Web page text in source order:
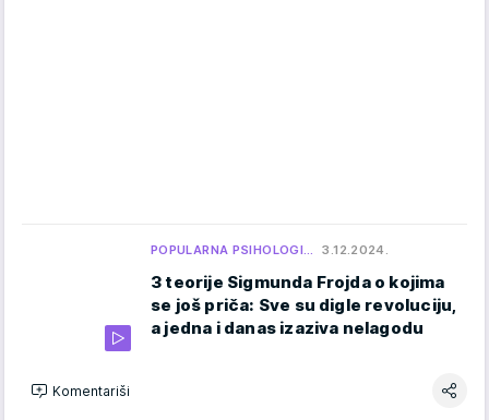
POPULARNA PSIHOLOGI… 3.12.2024.
3 teorije Sigmunda Frojda o kojima
se još priča: Sve su digle revoluciju,
a jedna i danas izaziva nelagodu
Komentariši